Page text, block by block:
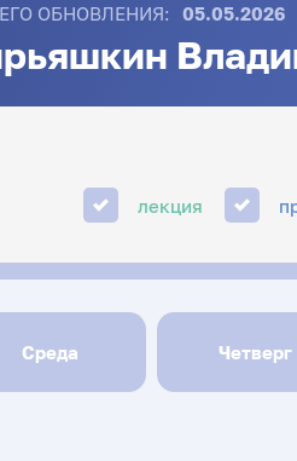
ОБНОВЛЕНИЯ: 05.05.2026
лекция
Среда Четверг